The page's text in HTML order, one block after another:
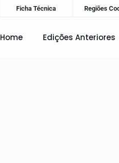
Ficha Técnica Regiões
Home Edições Anteriores